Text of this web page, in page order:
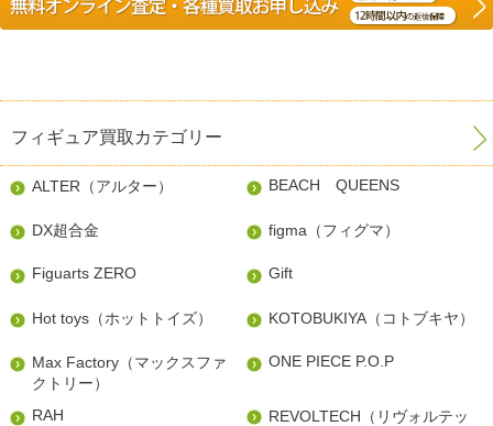
フィギュア買取カテゴリー
ALTER（アルター） BEACH QUEENS
DX超合金 figma（フィグマ）
Figuarts ZERO Gift
Hot toys（ホットトイズ） KOTOBUKIYA（コトブキヤ）
Max Factory（マックスファ
クトリー）
ONE PIECE P.O.P
RAH
REVOLTECH（リヴォルテッ